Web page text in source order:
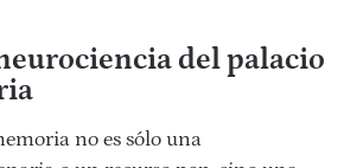
del palacio
no es sólo una